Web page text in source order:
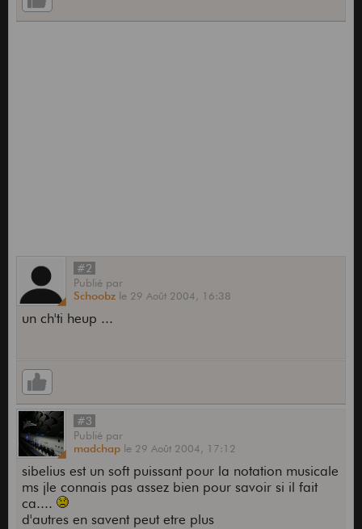
#2
Publié par
Schoobz le 29 Août 2004, 16:38
un ch'ti heup ...
#3
Publié par
madchap le 29 Août 2004, 17:12
sibelius est un soft puissant pour la notation musicale
ms jle connais pas assez bien pour savoir si il fait
ca....
d'autres en savent peut etre plus